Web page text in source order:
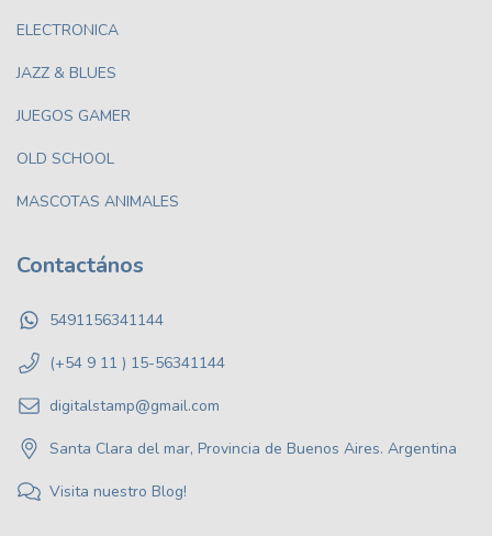
ELECTRONICA
JAZZ & BLUES
JUEGOS GAMER
OLD SCHOOL
MASCOTAS ANIMALES
Contactános
5491156341144
(+54 9 11 ) 15-56341144
digitalstamp@gmail.com
Santa Clara del mar, Provincia de Buenos Aires. Argentina
Visita nuestro Blog!